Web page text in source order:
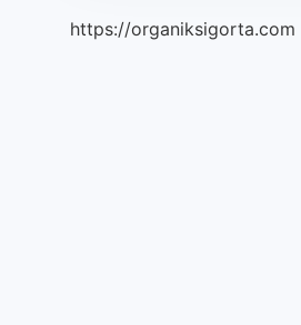
https://organiksigorta.com